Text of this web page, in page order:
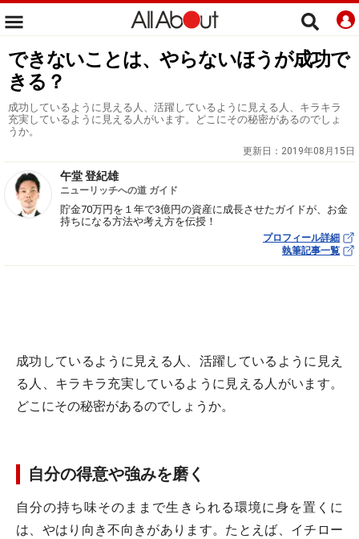
できないことは、やらないほうが成功で
きる？
成功しているように見える人、活躍しているように見える人、キラキラ
充実しているように見える人がいます。どこにその秘密があるのでしょ
うか。
更新日： 2019年08月15日
午堂 登紀雄
ニューリッチへの道 ガイド
貯金70万円を１年で3億円の資産に成長させたガイドが、お金
持ちになる方法や考え方を伝授！
プロフィール詳細
執筆記事一覧
成功しているように見える人、活躍しているように見え
る人、キラキラ充実しているように見える人がいます。
どこにその秘密があるのでしょうか。
自分の得意や強みを磨く
自分の持ち味そのままで生きられる環境に身を置くに
は、やはり向き不向きがあります。たとえば、イチロー